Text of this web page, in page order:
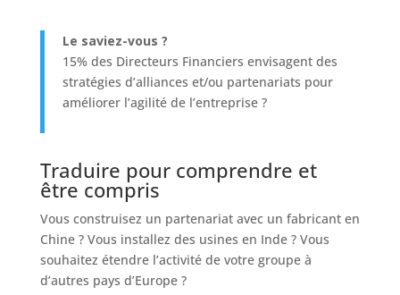
Le saviez-vous ?
15% des Directeurs Financiers envisagent des
stratégies d’alliances et/ou partenariats pour
améliorer l’agilité de l’entreprise ?
Traduire pour comprendre et
être compris
Vous construisez un partenariat avec un fabricant en
Chine ? Vous installez des usines en Inde ? Vous
souhaitez étendre l’activité de votre groupe à
d’autres pays d’Europe ?